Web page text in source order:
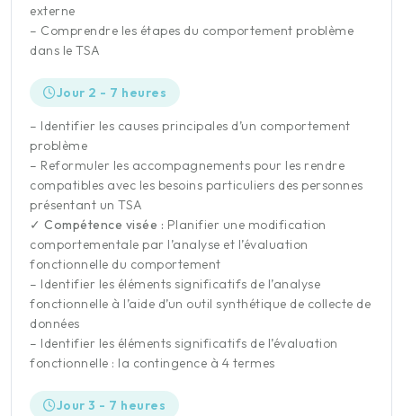
externe
– Comprendre les étapes du comportement problème
dans le TSA
Jour 2 - 7 heures
– Identifier les causes principales d’un comportement
problème
– Reformuler les accompagnements pour les rendre
compatibles avec les besoins particuliers des personnes
présentant un TSA
✓ Compétence visée : Planifier une modification
comportementale par l’analyse et l’évaluation
fonctionnelle du comportement
– Identifier les éléments significatifs de l’analyse
fonctionnelle à l’aide d’un outil synthétique de collecte de
données
– Identifier les éléments significatifs de l’évaluation
fonctionnelle : la contingence à 4 termes
Jour 3 - 7 heures